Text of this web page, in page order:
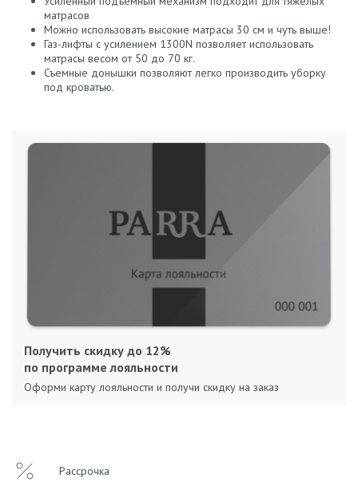
матрасов
Можно использовать высокие матрасы 30 см и чуть выше!
Газ-лифты с усилением 1300N позволяет использовать
матрасы весом от 50 до 70 кг.
Съемные донышки позволяют легко производить уборку
под кроватью.
Получить скидку до 12%
по программе лояльности
Оформи карту лояльности и получи скидку на заказ
Рассрочка